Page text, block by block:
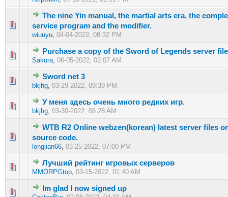
The nine Yin manual, the martial arts era, the
service program and the modifier.
wiuuyu, 04-04-2022, 08:32 PM
0 голос(ов) - 0 из 5 в среднем
12345
Purchase a copy of the Sword of Legends server file
Sakura, 06-05-2022, 02:07 AM
0 голос(ов) - 0 из 5 в среднем
12345
Sword net 3
bkjhg, 03-29-2022, 09:39 PM
0 голос(ов) - 0 из 5 в среднем
1
У меня здесь очень много редких игр.
bkjhg, 03-30-2022, 06:28 AM
0 голос(ов) - 0 из 5 в среднем
12345
WTB R2 Online webzen(korean) latest server files or
source code.
longjian66, 03-25-2022, 07:00 PM
0 голос(ов) - 0 из 5 в среднем
Лучший рейтинг игровых серверов
MMORPGtop, 03-15-2022, 01:40 AM
0 голос(ов) - 0 из 5 в среднем
12345
Im glad I now signed up
0 голос(ов) - 0 из 5 в среднем
12 345